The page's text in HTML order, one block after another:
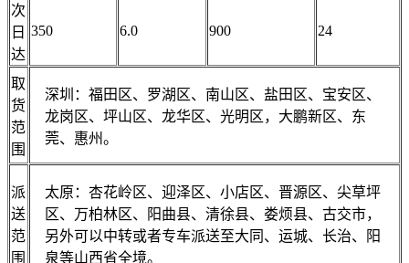
次
日
达
350 6.0 900 24
取
货
范
围
深圳：福田区、罗湖区、南山区、盐田区、宝安区、
龙岗区、坪山区、龙华区、光明区，大鹏新区、东
莞、惠州。
派
送
范
围
太原：杏花岭区、迎泽区、小店区、晋源区、尖草坪
区、万柏林区、阳曲县、清徐县、娄烦县、古交市，
另外可以中转或者专车派送至大同、运城、长治、阳
泉等山西省全境。